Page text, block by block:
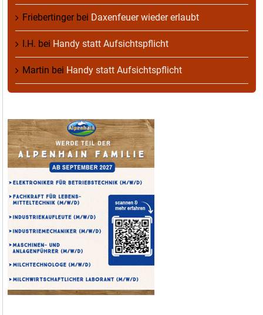
Friebertingerbei Daxenfeuer wieder erlaubt
I.H. bei Handy statt Aufsichtspflicht
Martin bei Handy statt Aufsichtspflicht